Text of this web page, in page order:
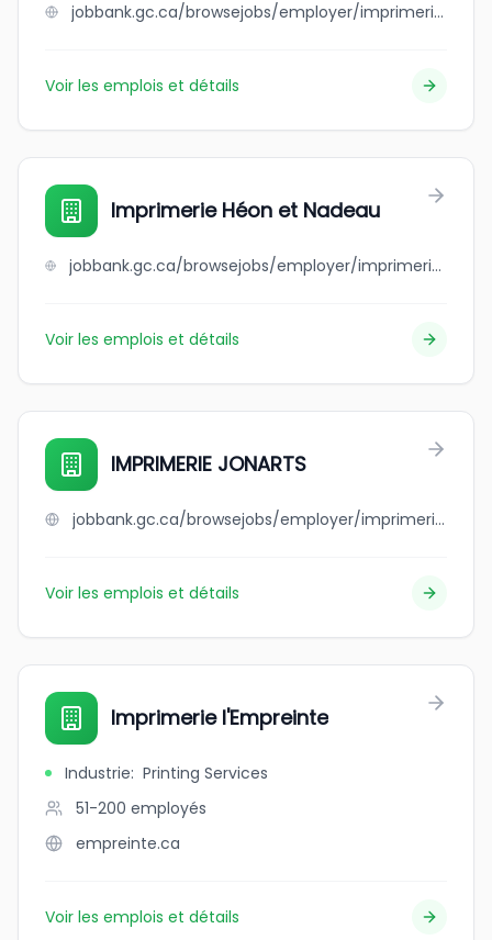
jobbank.gc.ca/browsejobs/employer/imprimerie+f.l.+web+inc./ca
Voir les emplois et détails
Imprimerie Héon et Nadeau
jobbank.gc.ca/browsejobs/employer/imprimerie+h%C3%A9on+et+nadeau/ca
Voir les emplois et détails
IMPRIMERIE JONARTS
jobbank.gc.ca/browsejobs/employer/imprimerie+jonarts/ca
Voir les emplois et détails
Imprimerie l'Empreinte
Industrie: Printing Services
51-200 employés
empreinte.ca
Voir les emplois et détails